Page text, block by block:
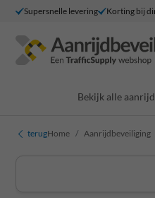
Supersnelle levering Korting bij
Bekijk alle
terugHome Aanrijdbeveiliging